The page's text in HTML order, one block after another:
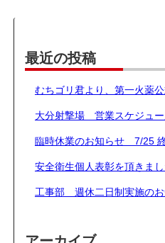
最近の投稿
むちゴリ君より、第一火薬
大分射撃場 営業スケジュ
臨時休業のお知らせ 7/25
安全衛生個人表彰を頂きまし
工事部 週休二日制実施の